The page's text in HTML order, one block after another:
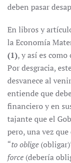
deben pasar
En libros y
la Economía
(1), y así es
Por desgracia,
desvanece al
entiende que
financiero y en
tajante que el
pero, una vez
“to oblige
force (debería